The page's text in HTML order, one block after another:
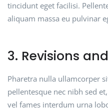
tincidunt eget facilisi.
aliquam massa eu pulvinar
3. Revisions
Pharetra nulla ullamcorper
pellentesque nec nibh sed
vel fames interdum urna